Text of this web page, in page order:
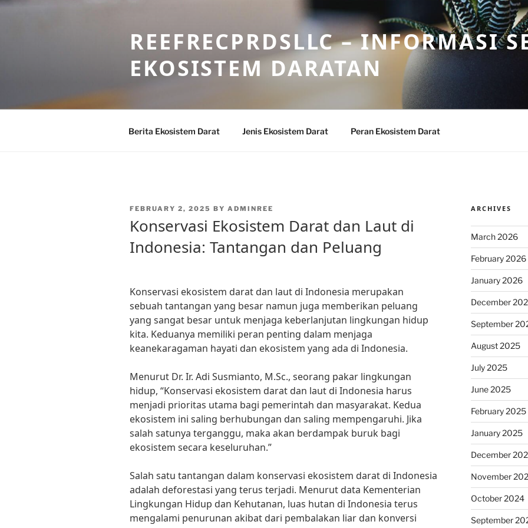
Skip
REEFRECPRDSLLC – INFORMASI
EKOSISTEM DARATAN
Berita Ekosistem Darat Jenis Ekosistem Darat Peran Ekosistem Darat
POSTED
FEBRUARY 2, 2025 BY ADMINREE
Konservasi Ekosistem Darat dan Laut di
Indonesia: Tantangan dan Peluang
Konservasi ekosistem darat dan laut di Indonesia merupakan
sebuah tantangan yang besar namun juga memberikan peluang
yang sangat besar untuk menjaga keberlanjutan lingkungan hidup
kita. Keduanya memiliki peran penting dalam menjaga
keanekaragaman hayati dan ekosistem yang ada di Indonesia.
Menurut Dr. Ir. Adi Susmianto, M.Sc., seorang pakar lingkungan
hidup, “Konservasi ekosistem darat dan laut di Indonesia harus
menjadi prioritas utama bagi pemerintah dan masyarakat. Kedua
ekosistem ini saling berhubungan dan saling mempengaruhi. Jika
salah satunya terganggu, maka akan berdampak buruk bagi
ekosistem secara keseluruhan.”
Salah satu tantangan dalam konservasi ekosistem darat di Indonesia
adalah deforestasi yang terus terjadi. Menurut data Kementerian
Lingkungan Hidup dan Kehutanan, luas hutan di Indonesia terus
mengalami penurunan akibat dari pembalakan liar dan konversi
ARCHIVES
March 2026
February 2026
January 2026
December
September
August 2025
July 2025
June 2025
February 2025
January 2025
December
November
October 2024
September